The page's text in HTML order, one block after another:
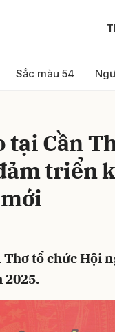
Sắc màu 54
tại Cần
triển
Thơ tổ chức Hội
2025.